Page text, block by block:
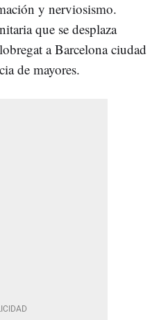
y nerviosismo.
que se desplaza
a Barcelona ciudad
de mayores.